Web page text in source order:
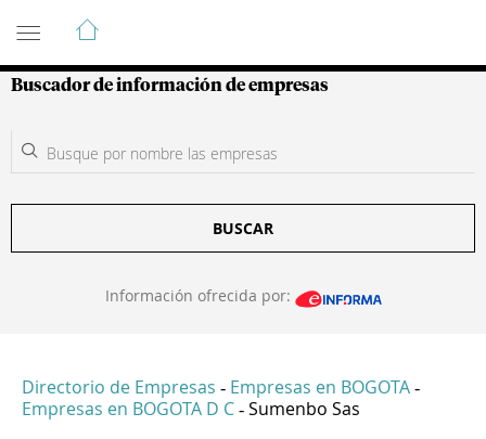
Guía de Empresas Colombianas
Buscador de información de empresas
BUSCAR
Información ofrecida por:
Directorio de Empresas - Empresas en BOGOTA -
Empresas en BOGOTA D C - Sumenbo Sas